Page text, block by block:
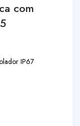
com
IP67